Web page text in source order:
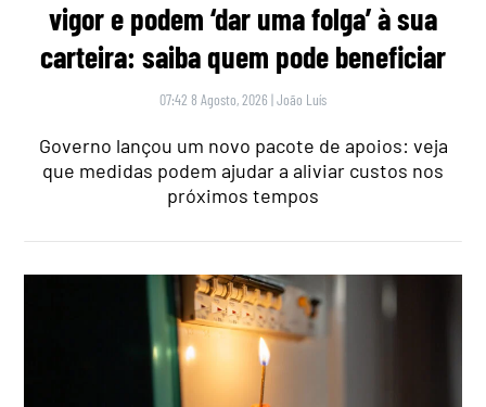
vigor e podem ‘dar uma folga’ à sua
carteira: saiba quem pode beneficiar
07:42 8 Agosto, 2026 |João Luís
Governo lançou um novo pacote de apoios: veja
que medidas podem ajudar a aliviar custos nos
próximos tempos